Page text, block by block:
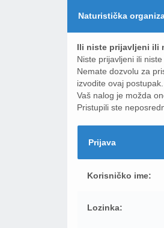
Naturistička
Ili niste prijavljeni ili
Niste prijavljeni ili
Nemate dozvolu za
izvodite ovaj postupak.
Vaš nalog je možda
Pristupili ste
Prijava
Korisničko ime:
Lozinka: